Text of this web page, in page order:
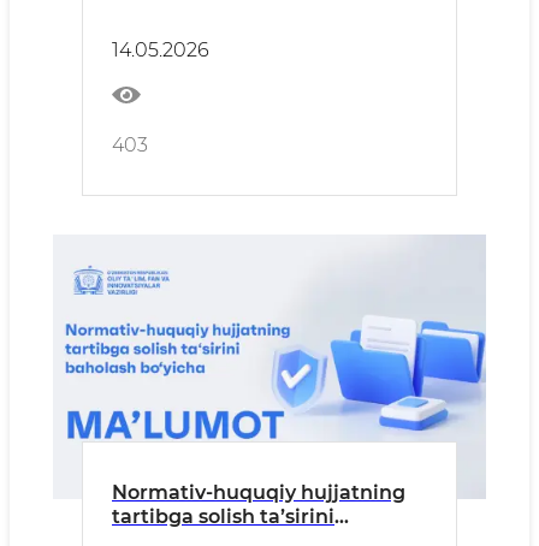
14.05.2026
403
Normativ-huquqiy hujjatning
tartibga solish taʼsirini